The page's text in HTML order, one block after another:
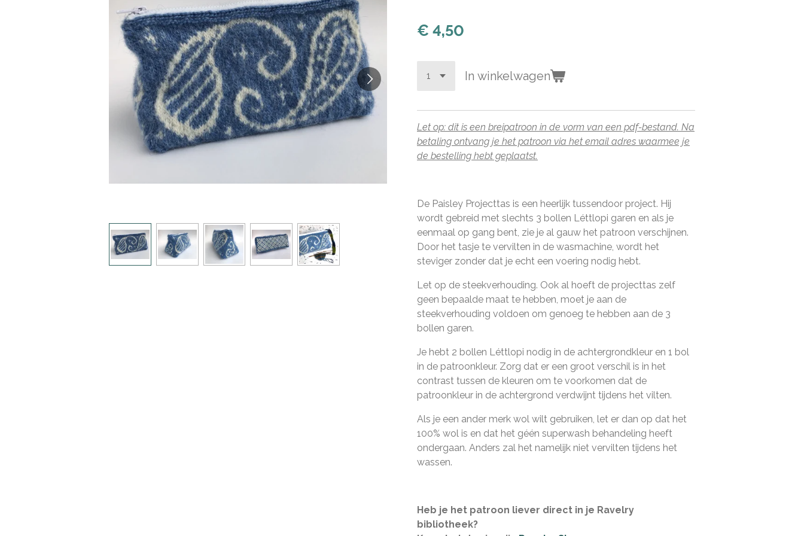
€ 4,50
In winkelwagen
Let op: dit is een breipatroon in de vorm van een pdf-bestand. Na
betaling ontvang je het patroon via het email adres waarmee je
de bestelling hebt geplaatst.
De Paisley Projecttas is een heerlijk tussendoor project. Hij
wordt gebreid met slechts 3 bollen Léttlopi garen en als je
eenmaal op gang bent, zie je al gauw het patroon verschijnen.
Door het tasje te vervilten in de wasmachine, wordt het
steviger zonder dat je echt een voering nodig hebt.
Let op de steekverhouding. Ook al hoeft de projecttas zelf
geen bepaalde maat te hebben, moet je aan de
steekverhouding voldoen om genoeg te hebben aan de 3
bollen garen.
Je hebt 2 bollen Léttlopi nodig in de achtergrondkleur en 1 bol
in de patroonkleur. Zorg dat er een groot verschil is in het
contrast tussen de kleuren om te voorkomen dat de
patroonkleur in de achtergrond verdwijnt tijdens het vilten.
Als je een ander merk wol wilt gebruiken, let er dan op dat het
100% wol is en dat het géén superwash behandeling heeft
ondergaan. Anders zal het namelijk niet vervilten tijdens het
wassen.
Heb je het patroon liever direct in je Ravelry
bibliotheek?